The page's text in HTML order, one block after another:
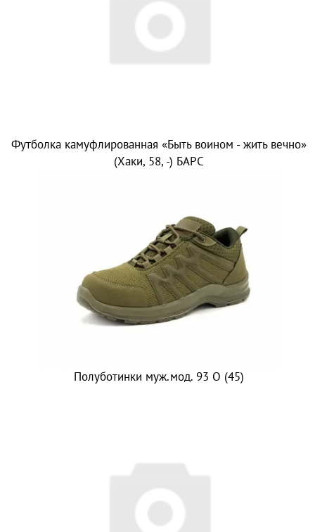
Футболка камуфлированная «Быть воином - жить вечно»
(Хаки, 58, -) БАРС
Полуботинки муж.мод. 93 О (45)